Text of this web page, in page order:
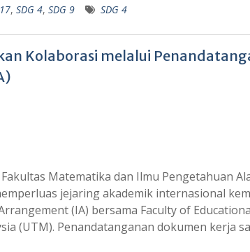
, SDG 4, SDG 9 SDG 4
Kolaborasi melalui
Matematika dan Ilmu Pengetahuan
jejaring akademik internasional
(IA) bersama Faculty of
(UTM). Penandatanganan dokumen kerja